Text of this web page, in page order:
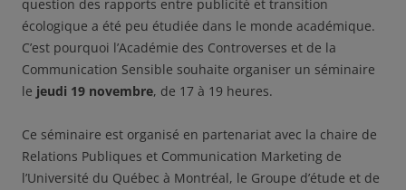
question des rapports entre publicité et transition
écologique a été peu étudiée dans le monde académique.
C’est pourquoi l’Académie des Controverses et de la
Communication Sensible souhaite organiser un séminaire
le jeudi 19 novembre, de 17 à 19 heures.
Ce séminaire est organisé en partenariat avec la chaire de
Relations Publiques et Communication Marketing de
l’Université du Québec à Montréal, le Groupe d’étude et de